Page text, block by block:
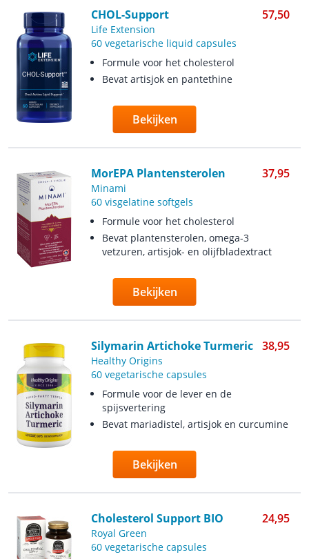
CHOL-Support 57,50
Life Extension
60 vegetarische liquid capsules
Formule voor het cholesterol
Bevat artisjok en pantethine
Bekijken
MorEPA Plantensterolen 37,95
Minami
60 visgelatine softgels
Formule voor het cholesterol
Bevat plantensterolen, omega-3
vetzuren, artisjok- en olijfbladextract
Bekijken
Silymarin Artichoke Turmeric 38,95
Healthy Origins
60 vegetarische capsules
Formule voor de lever en de
spijsvertering
Bevat mariadistel, artisjok en curcumine
Bekijken
Cholesterol Support BIO 24,95
Royal Green
60 vegetarische capsules